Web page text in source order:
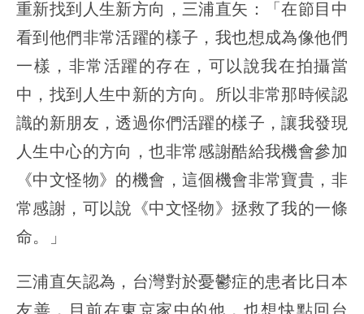
重新找到人生新方向，三浦直矢：「在節目中
看到他們非常活躍的樣子，我也想成為像他們
一樣，非常活躍的存在，可以說我在拍攝當
中，找到人生中新的方向。所以非常那時候認
識的新朋友，透過你們活躍的樣子，讓我發現
人生中心的方向，也非常感謝酷給我機會參加
《中文怪物》的機會，這個機會非常寶貴，非
常感謝，可以說《中文怪物》拯救了我的一條
命。」
三浦直矢認為，台灣對於憂鬱症的患者比日本